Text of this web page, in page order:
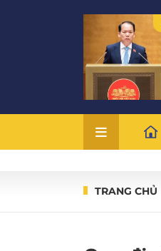
TRANG CHỦ